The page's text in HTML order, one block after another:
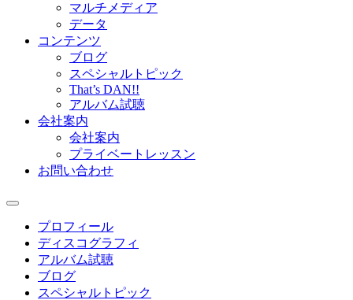
マルチメディア
データ
コンテンツ
ブログ
スペシャルトピック
That’s DAN!!
アルバム試聴
会社案内
会社案内
プライベートレッスン
お問い合わせ
プロフィール
ディスコグラフィ
アルバム試聴
ブログ
スペシャルトピック